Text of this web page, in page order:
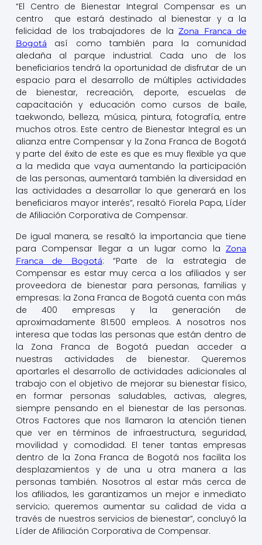
“El Centro de Bienestar Integral Compensar es un
centro que estará destinado al bienestar y a la
felicidad de los trabajadores de laZona Franca de
Bogotá
así como también para la comunidad
aledaña al parque industrial. Cada uno de los
beneficiarios tendrá la oportunidad de disfrutar de un
espacio para el desarrollo de múltiples actividades
de bienestar, recreación, deporte, escuelas de
capacitación y educación como cursos de baile,
taekwondo, belleza, música, pintura, fotografía, entre
muchos otros. Este centro de Bienestar Integral es un
alianza entre Compensar y la Zona Franca de Bogotá
y parte del éxito de este es que es muy flexible ya que
a la medida que vaya aumentando la participación
de las personas, aumentará también la diversidad en
las actividades a desarrollar lo que generará en los
beneficiaros mayor interés”, resaltó Fiorela Papa, Líder
de Afiliación Corporativa de Compensar.
De igual manera, se resaltó la importancia que tiene
para Compensar llegar a un lugar como laZona
Franca de Bogotá: “Parte de la estrategia de
Compensar es estar muy cerca a los afiliados y ser
proveedora de bienestar para personas, familias y
empresas: la Zona Franca de Bogotá cuenta con más
de 400 empresas y la generación de
aproximadamente 81.500 empleos. A nosotros nos
interesa que todas las personas que están dentro de
la Zona Franca de Bogotá puedan acceder a
nuestras actividades de bienestar. Queremos
aportarles el desarrollo de actividades adicionales al
trabajo con el objetivo de mejorar su bienestar físico,
en formar personas saludables, activas, alegres,
siempre pensando en el bienestar de las personas.
Otros Factores que nos llamaron la atención tienen
que ver en términos de infraestructura, seguridad,
movilidad y comodidad. El tener tantas empresas
dentro de la Zona Franca de Bogotá nos facilita los
desplazamientos y de una u otra manera a las
personas también. Nosotros al estar más cerca de
los afiliados, les garantizamos un mejor e inmediato
servicio; queremos aumentar su calidad de vida a
través de nuestros servicios de bienestar”, concluyó la
Líder de Afiliación Corporativa de Compensar.